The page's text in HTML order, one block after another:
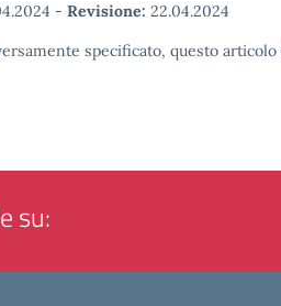
- Revisione: 22.04.2024
specificato, questo
su: